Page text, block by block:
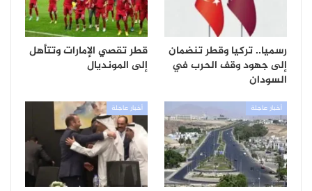
رسميا.. تركيا وقطر تنضمان
إلى جهود وقف الحرب في
السودان
قطر تقصي الإمارات وتتأهل
إلى المونديال
أخبار عاجلة أخبار عاجلة